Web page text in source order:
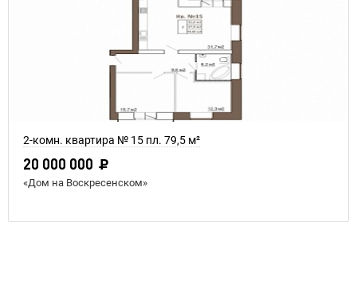
2-комн. квартира № 15 пл. 79,5 м²
20 000 000
«Дом на Воскресенском»